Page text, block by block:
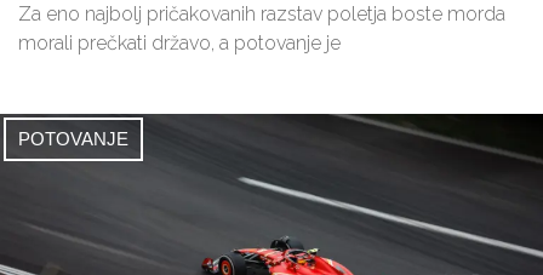
Za eno najbolj pričakovanih razstav poletja boste morda
morali prečkati državo, a potovanje je
POTOVANJE